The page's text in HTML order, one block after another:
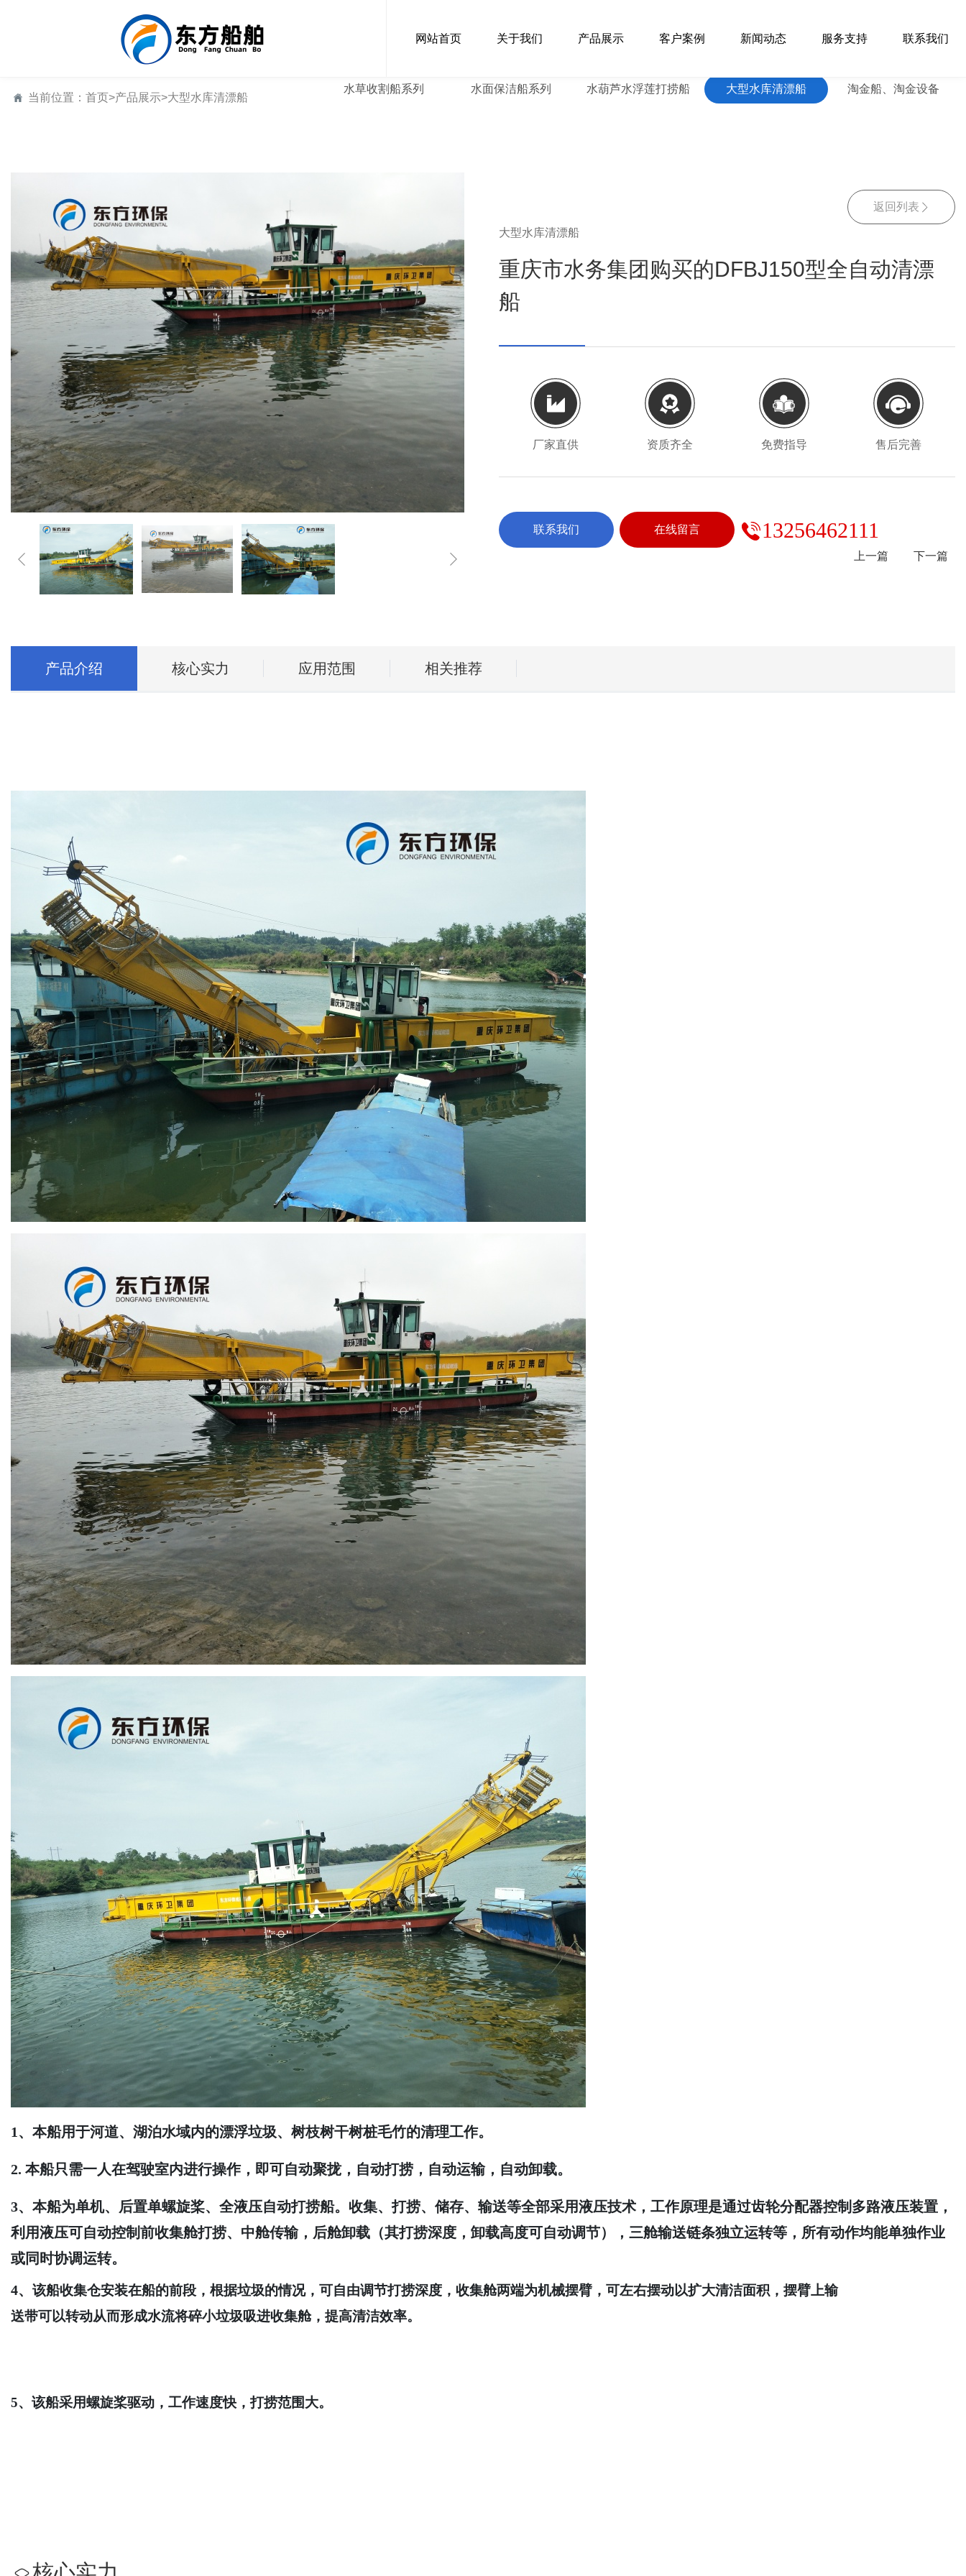
网站首页 关于我们 产品展示 客户案例 新闻动态 服务支持 联系我们
当前位置： 首页>产品展示>大型水库清漂船
水草收割船系列 水面保洁船系列 水葫芦水浮莲打捞船 大型水库清漂船 淘金船、淘金设备
返回列表
大型水库清漂船
重庆市水务集团购买的DFBJ150型全自动清漂
船
厂家直供 资质齐全 免费指导 售后完善
联系我们 在线留言 13256462111
上一篇 下一篇
产品介绍 核心实力 应用范围 相关推荐
1、 本船用于河道、湖泊水域内的漂浮垃圾、树枝树干树桩毛竹的清理工作。
2. 本船只需一人在驾驶室内进行操作， 即可自动聚拢，自动打捞，自动运输，自动卸载。
3、 本船为单机、 后置单螺旋桨、全液压自动打捞船。收集、打捞、储存、输送等全部采用液压技术，工作原理是通过齿轮分配器控制多路液压装置，
利用液压可自动控制前收集舱打捞、中舱传输， 后舱卸载（其打捞深度，卸载高度可自动调节），三舱输送链条独立运转等，所有动作均能单独作业
或同时协调运转。
4、 该船收集仓安装在船的前段，根据垃圾的情况，可自由调节打捞深度，收集舱两端为机械摆臂，可左右摆动以扩大清洁面积，摆臂上输
送带可以转动从而形成水流将碎小垃圾吸进收集舱，提高清洁效率。
5、该船采用螺旋桨驱动，工作速度快，打捞范围大。